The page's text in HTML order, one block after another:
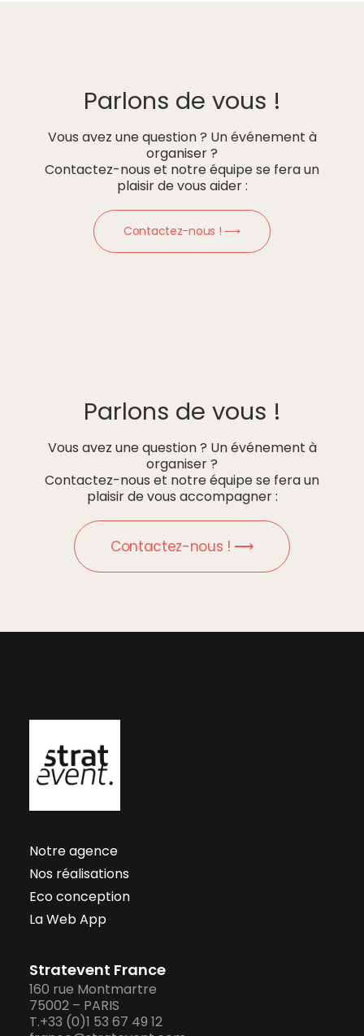
Parlons de vous !
Vous avez une question ? Un événement à
organiser ?
Contactez-nous et notre équipe se fera un
plaisir de vous aider :
Contactez-nous ! ⟶
Parlons de vous !
Vous avez une question ? Un événement à
organiser ?
Contactez-nous et notre équipe se fera un
plaisir de vous accompagner :
Contactez-nous ! ⟶
Notre agence
Nos réalisations
Eco conception
La Web App
Stratevent France
160 rue Montmartre
75002 – PARIS
T.+33 (0)1 53 67 49 12